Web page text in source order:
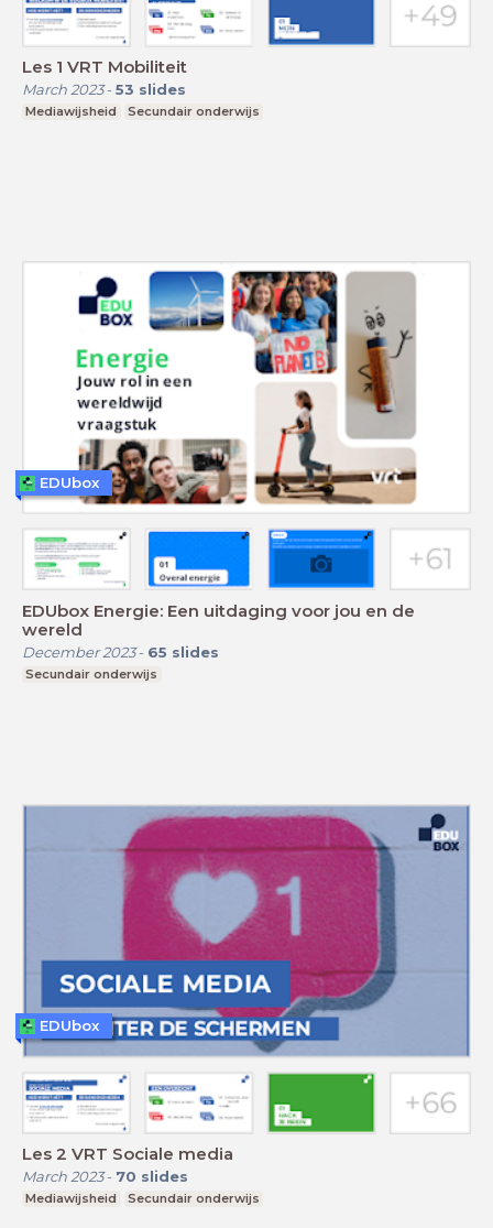
Les 1 VRT Mobiliteit
March 2023- 53 slides
Mediawijsheid Secundair onderwijs
EDUbox Energie: Een uitdaging voor jou en de
wereld
December 2023- 65 slides
Secundair onderwijs
EDUbox
Les 2 VRT Sociale media
March 2023- 70 slides
Mediawijsheid Secundair onderwijs
EDUbox